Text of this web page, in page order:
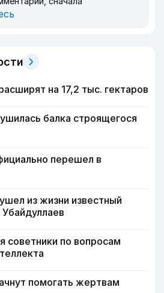
на 17,2 тыс. гектаров
балка строящегося
перешел в
из жизни известный
советники по вопросам
помогать жертвам